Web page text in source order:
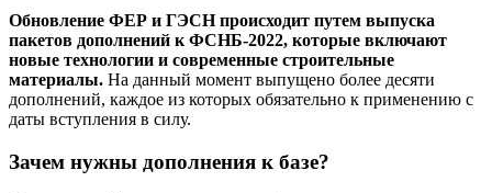
Обновление ФЕР и ГЭСН происходит путем выпуска
пакетов дополнений к ФСНБ-2022, которые включают
новые технологии и современные строительные
материалы. На данный момент выпущено более десяти
дополнений, каждое из которых обязательно к применению с
даты вступления в силу.
Зачем нужны дополнения к базе?